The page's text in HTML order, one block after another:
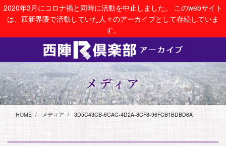
コ
ン
移
動
ナ
ー
ン
に
移
動
2020年3月にコロナ禍と同時に活動を中止しました。 このwebサイト
は、西新界隈で活動していた人々のアーカイブとして存続していま
す。
メディア
HOME メディア 3D5C43CB-6CAC-4D2A-8CF8-96FCB1BDBD6A